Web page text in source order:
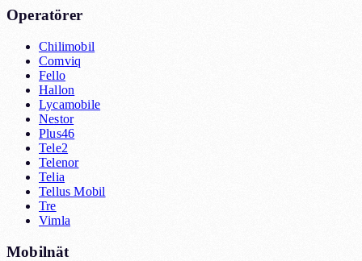
Operatörer
Chilimobil
Comviq
Fello
Hallon
Lycamobile
Nestor
Plus46
Tele2
Telenor
Telia
Tellus Mobil
Tre
Vimla
Mobilnät